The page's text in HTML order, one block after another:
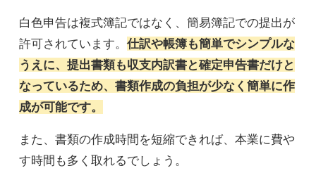
白色申告は複式簿記ではなく、簡易簿記での提出が
許可されています。 仕訳や帳簿も簡単でシンプルな
うえに、提出書類も収支内訳書と確定申告書だけと
なっているため、書類作成の負担が少なく簡単に作
成が可能です。
また、書類の作成時間を短縮できれば、本業に費や
す時間も多く取れるでしょう。